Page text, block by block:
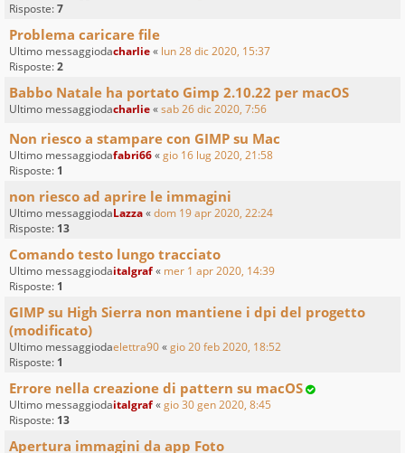
Risposte:7
Problema caricare file
Ultimo messaggiodacharlie« lun 28 dic 2020, 15:37
Risposte:2
Babbo Natale ha portato Gimp 2.10.22 per macOS
Ultimo messaggiodacharlie«sab 26 dic 2020, 7:56
Non riesco a stampare con GIMP su Mac
Ultimo messaggiodafabri66«gio 16 lug 2020, 21:58
Risposte: 1
non riesco ad aprire le immagini
Ultimo messaggiodaLazza«dom 19 apr 2020, 22:24
Risposte: 13
Comando testo lungo tracciato
Ultimo messaggiodaitalgraf« mer 1 apr 2020, 14:39
Risposte: 1
GIMP su High Sierra non mantiene i dpi del progetto
(modificato)
Ultimo messaggiodaelettra90«gio 20 feb 2020, 18:52
Risposte: 1
Errore nella creazione di pattern su macOS
Ultimo messaggiodaitalgraf«gio 30 gen 2020, 8:45
Risposte: 13
Apertura immagini da app Foto